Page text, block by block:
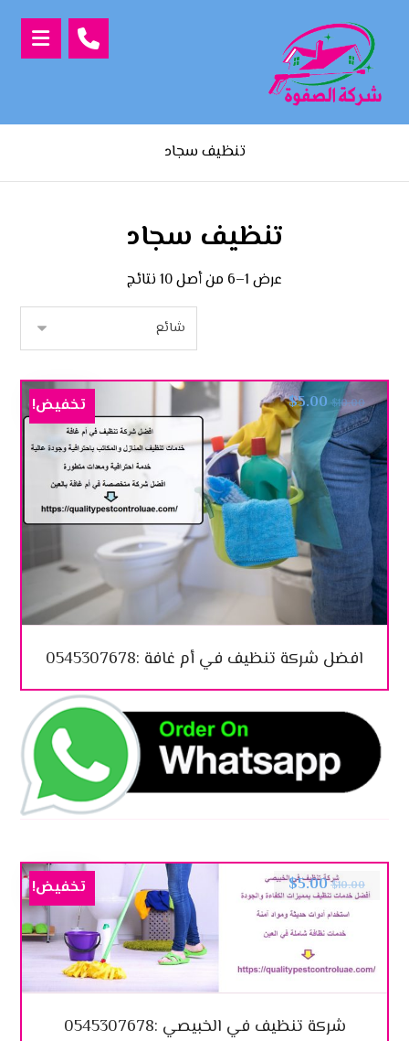
تنظيف سجاد
تنظيف سجاد
عرض 1–6 من أصل 10 نتائج
افضل شركة تنظيف في أم غافة :0545307678
$10.00
$5.00 تخفيض!
شركة تنظيف في الخبيصي :0545307678
$10.00
$5.00 تخفيض!